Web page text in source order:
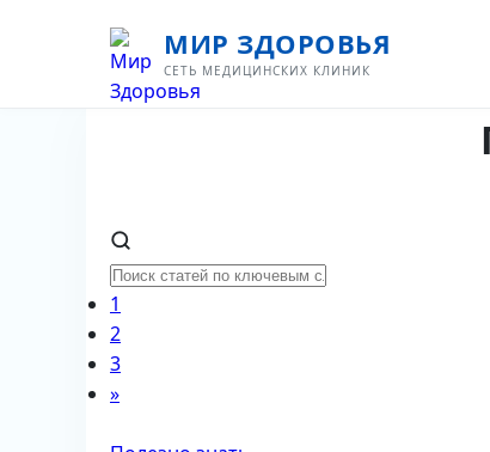
МИР ЗДОРОВЬЯ
СЕТЬ МЕДИЦИНСКИХ КЛИНИК
1
2
3
»